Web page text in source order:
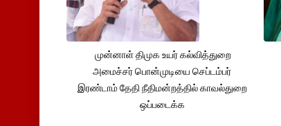
முன்னாள் திமுக உயர் கல்வித்துறை
அமைச்சர் பொன்முடியை செப்டம்பர்
இரண்டாம் தேதி நீதிமன்றத்தில் காவல்துறை
ஒப்படைக்க